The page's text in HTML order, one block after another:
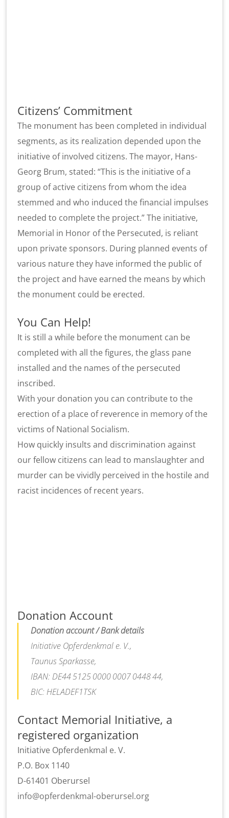
Citizens’ Commitment
The monument has been completed in individual
segments, as its realization depended upon the
initiative of involved citizens. The mayor, Hans-
Georg Brum, stated: “This is the initiative of a
group of active citizens from whom the idea
stemmed and who induced the financial impulses
needed to complete the project.” The initiative,
Memorial in Honor of the Persecuted, is reliant
upon private sponsors. During planned events of
various nature they have informed the public of
the project and have earned the means by which
the monument could be erected.
You Can Help!
It is still a while before the monument can be
completed with all the figures, the glass pane
installed and the names of the persecuted
inscribed.
With your donation you can contribute to the
erection of a place of reverence in memory of the
victims of National Socialism.
How quickly insults and discrimination against
our fellow citizens can lead to manslaughter and
murder can be vividly perceived in the hostile and
racist incidences of recent years.
Donation Account
Donation account / Bank details
Initiative Opferdenkmal e. V.,
Taunus Sparkasse,
IBAN: DE44 5125 0000 0007 0448 44,
BIC: HELADEF1TSK
Contact Memorial Initiative, a
registered organization
Initiative Opferdenkmal e. V.
P.O. Box 1140
D-61401 Oberursel
gro.lesrurebo-lamknedrefpo@ofni